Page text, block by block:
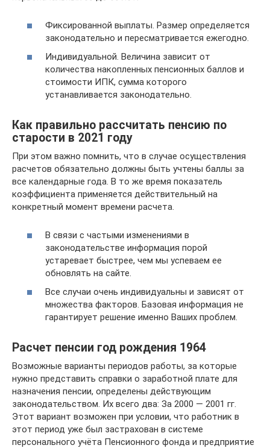
Фиксированной выплаты. Размер определяется
законодательно и пересматривается ежегодно.
Индивидуальной. Величина зависит от
количества накопленных пенсионных баллов и
стоимости ИПК, сумма которого
устанавливается законодательно.
Как правильно рассчитать пенсию по
старости в 2021 году
При этом важно помнить, что в случае осуществления
расчетов обязательно должны быть учтены баллы за
все календарные года. В то же время показатель
коэффициента применяется действительный на
конкретный момент времени расчета.
В связи с частыми изменениями в
законодательстве информация порой
устаревает быстрее, чем мы успеваем ее
обновлять на сайте.
Все случаи очень индивидуальны и зависят от
множества факторов. Базовая информация не
гарантирует решение именно Ваших проблем.
Расчет пенсии год рождения 1964
Возможные варианты периодов работы, за которые
нужно представить справки о заработной плате для
назначения пенсии, определены действующим
законодательством. Их всего два: За 2000 — 2001 гг.
Этот вариант возможен при условии, что работник в
этот период уже был застрахован в системе
персонального учёта Пенсионного фонда и предприятие